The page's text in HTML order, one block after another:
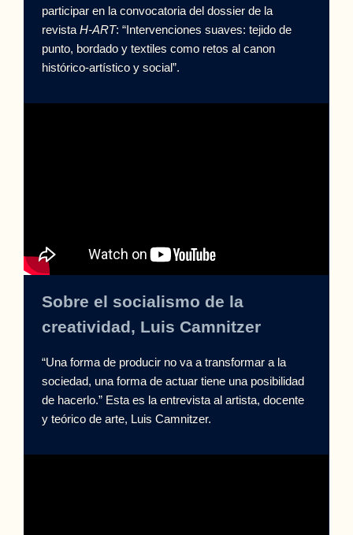
participar en la convocatoria del dossier de la
revistaH-ART: “Intervenciones suaves: tejido de
punto, bordado y textiles como retos al canon
histórico-artístico y social”.
Sobre el socialismo de la
creatividad, Luis Camnitzer
“Una forma de producir no va a transformar a la
sociedad, una forma de actuar tiene una posibilidad
de hacerlo.” Esta es la entrevista al artista, docente
y teórico de arte, Luis Camnitzer.